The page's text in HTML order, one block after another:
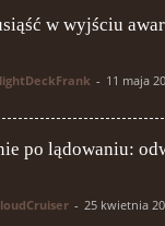
w wyjściu
- 11 maja
po lądowaniu:
- 25 kwietnia